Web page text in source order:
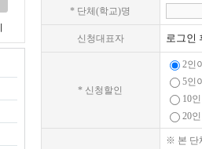
* 단체(학교)명
신청대표자 로그인
* 신청할인
2인
5인
10
20
※ 본 단